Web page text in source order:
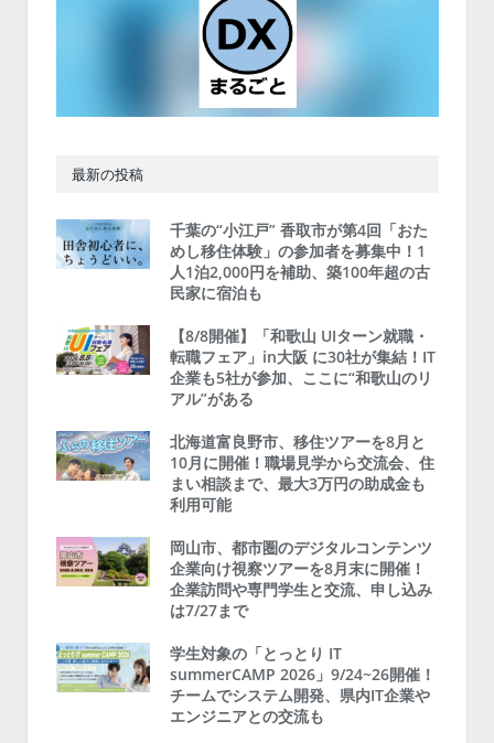
最新の投稿
千葉の“小江戸” 香取市が第4回「おた
めし移住体験」の参加者を募集中！1
人1泊2,000円を補助、築100年超の古
民家に宿泊も
【8/8開催】「和歌山 UIターン就職・
転職フェア」in大阪 に30社が集結！IT
企業も5社が参加、ここに“和歌山のリ
アル”がある
北海道富良野市、移住ツアーを8月と
10月に開催！職場見学から交流会、住
まい相談まで、最大3万円の助成金も
利用可能
岡山市、都市圏のデジタルコンテンツ
企業向け視察ツアーを8月末に開催！
企業訪問や専門学生と交流、申し込み
は7/27まで
学生対象の「とっとり IT
summerCAMP 2026」9/24~26開催！
チームでシステム開発、県内IT企業や
エンジニアとの交流も